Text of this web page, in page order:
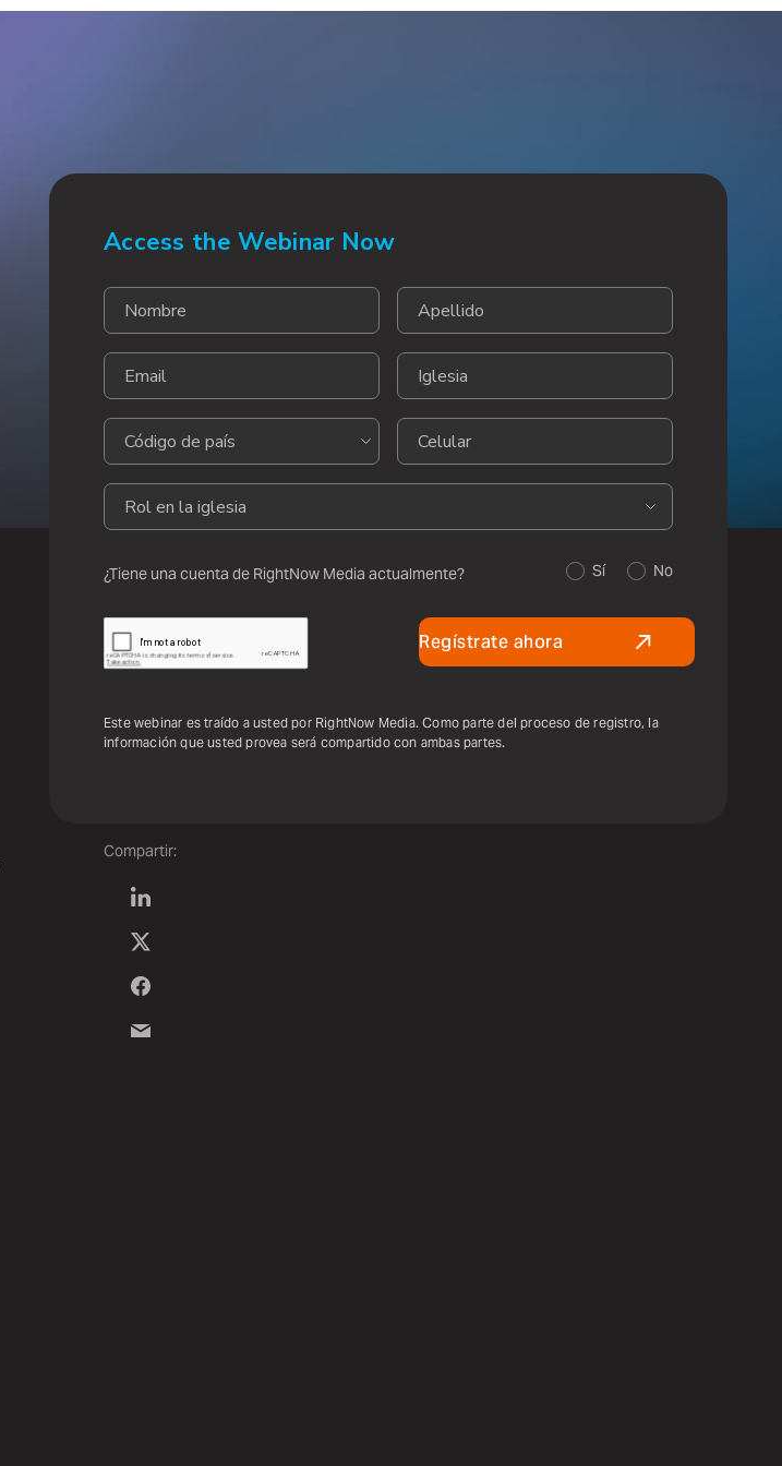
Access the Webinar Now
¿Tiene una cuenta de RightNow Media actualmente? Sí No
Regístrate ahora
Este webinar es traído a usted por RightNow Media. Como parte del proceso de registro, la
información que usted provea será compartido con ambas partes.
Compartir: